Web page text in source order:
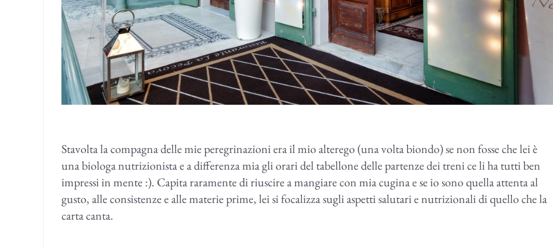
Stavolta la compagna delle mie peregrinazioni era il mio alterego (una volta biondo) se non fosse che lei è
una biologa nutrizionista e a differenza mia gli orari del tabellone delle partenze dei treni ce li ha tutti ben
impressi in mente :). Capita raramente di riuscire a mangiare con mia cugina e se io sono quella attenta al
gusto, alle consistenze e alle materie prime, lei si focalizza sugli aspetti salutari e nutrizionali di quello che la
carta canta.